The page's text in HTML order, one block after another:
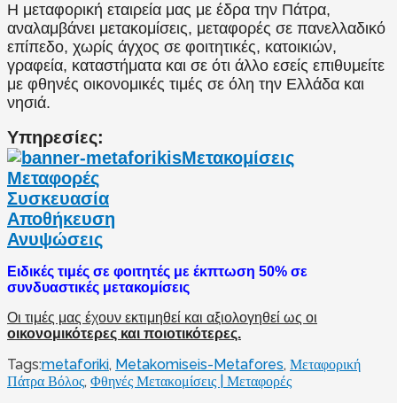
Η μεταφορική εταιρεία μας με έδρα την Πάτρα,
αναλαμβάνει μετακομίσεις, μεταφορές σε πανελλαδικό
επίπεδο, χωρίς άγχος σε φοιτητικές, κατοικιών,
γραφεία, καταστήματα και σε ότι άλλο εσείς επιθυμείτε
με φθηνές οικονομικές τιμές σε όλη την Ελλάδα και
νησιά.
Υπηρεσίες:
Μετακομίσεις
Μεταφορές
Συσκευασία
Αποθήκευση
Ανυψώσεις
Ειδικές τιμές σε φοιτητές με έκπτωση 50% σε
συνδυαστικές μετακομίσεις
Οι τιμές μας έχουν εκτιμηθεί και αξιολογηθεί ως οι
οικονομικότερες και ποιοτικότερες.
Tags:metaforiki, Metakomiseis-Metafores, Μεταφορική
Πάτρα Βόλος, Φθηνές Μετακομίσεις | Μεταφορές